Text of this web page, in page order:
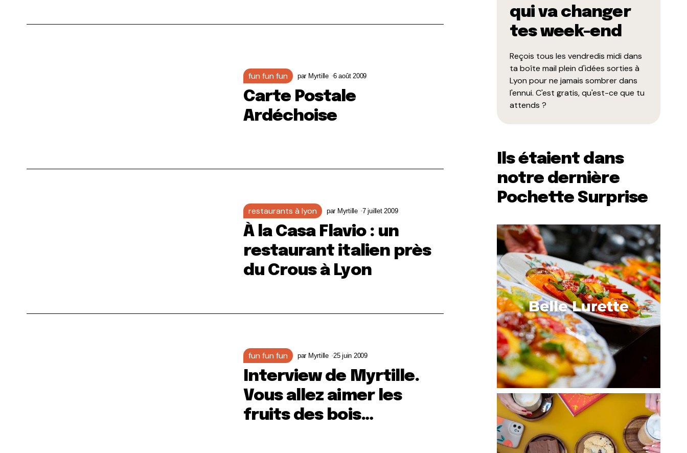
fun fun fun par Myrtille 6 août 2009
Carte Postale
Ardéchoise
restaurants à lyon par Myrtille 7 juillet 2009
À la Casa Flavio : un
restaurant italien près
du Crous à Lyon
fun fun fun par Myrtille 25 juin 2009
Interview de Myrtille.
Vous allez aimer les
fruits des bois…
qui va changer
tes week-end
Reçois tous les vendredis midi dans
ta boîte mail plein d'idées sorties à
Lyon pour ne jamais sombrer dans
l'ennui. C'est gratis, qu'est-ce que tu
attends ?
Ils étaient dans
notre dernière
Pochette Surprise